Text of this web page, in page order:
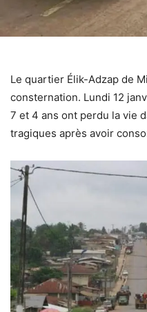
Le quartier Élik-Adzap de
consternation. Lundi 12
7 et 4 ans ont perdu la vie
tragiques après avoir